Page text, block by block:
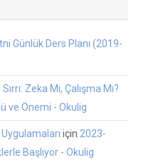
Günlük Ders Planı (2019-
Zeka Mı, Çalışma Mı?
ve Önemi - Okulig
için 2023-
Başlıyor - Okulig